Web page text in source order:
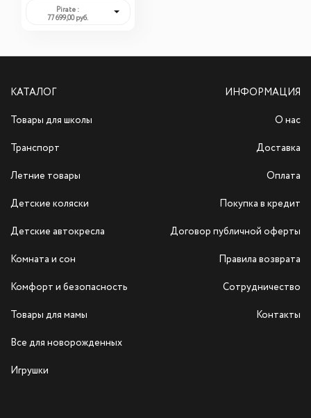
Pirate :
77 699,00 руб.
КАТАЛОГ
Товары для школы
Транспорт
Летние товары
Детские коляски
Детские автокресла
Комната и сон
Комфорт и безопасность
Товары для мамы
Все для новорожденных
Игрушки
ИНФОРМАЦИЯ
О нас
Доставка
Оплата
Покупка в кредит
Договор публичной оферты
Правила возврата
Сотрудничество
Контакты